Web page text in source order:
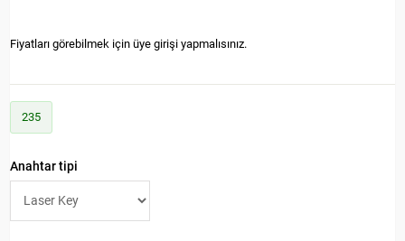
Fiyatları görebilmek için üye girişi yapmalısınız.
235
Anahtar tipi